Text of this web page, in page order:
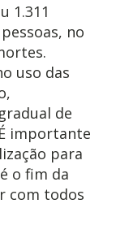
1.311
no
uso das
de
importante
para
o fim da
com todos